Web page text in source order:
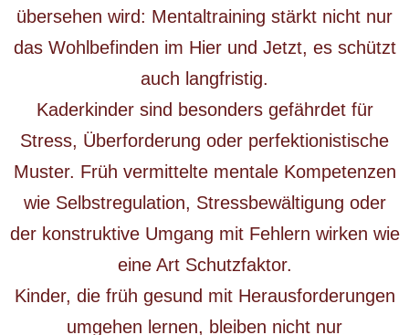
übersehen wird: Mentaltraining stärkt nicht nur
das Wohlbefinden im Hier und Jetzt, es schützt
auch langfristig.
Kaderkinder sind besonders gefährdet für
Stress, Überforderung oder perfektionistische
Muster. Früh vermittelte mentale Kompetenzen
wie Selbstregulation, Stressbewältigung oder
der konstruktive Umgang mit Fehlern wirken wie
eine Art Schutzfaktor.
Kinder, die früh gesund mit Herausforderungen
umgehen lernen, bleiben nicht nur